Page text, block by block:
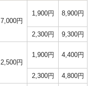
7,000円
1,900円 8,900円
2,300円 9,300円
2,500円
1,900円 4,400円
2,300円 4,800円